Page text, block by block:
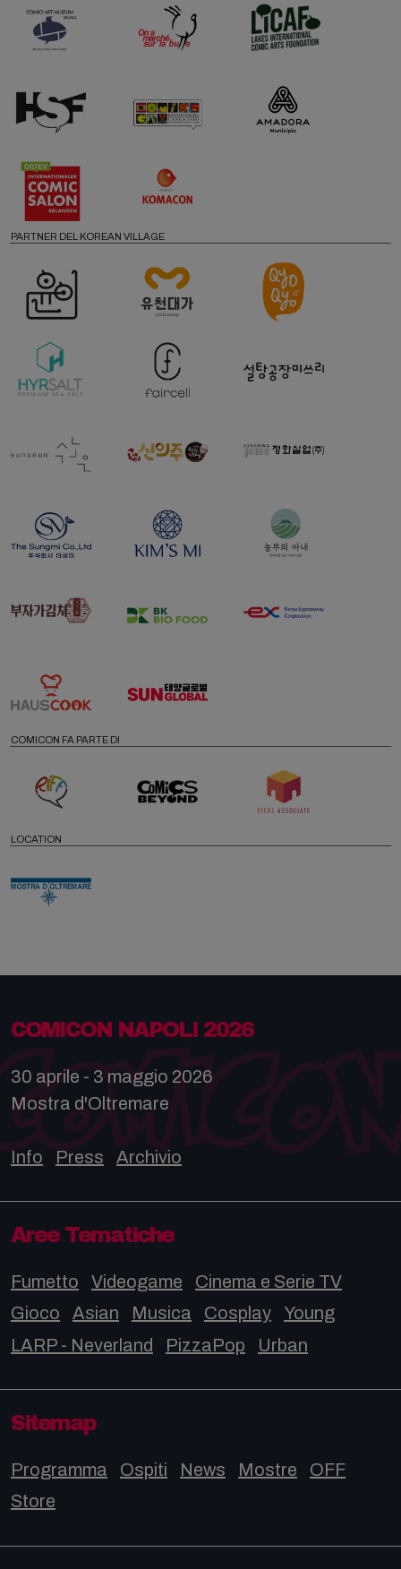
PARTNER DEL KOREAN VILLAGE
COMICON FA PARTE DI
LOCATION
COMICON NAPOLI 2026
30 aprile - 3 maggio 2026
Mostra d'Oltremare
Info Press Archivio
Aree Tematiche
Fumetto Videogame
Cinema e Serie TV
Gioco
Asian Musica Cosplay
Young
LARP - Neverland
PizzaPop Urban
Sitemap
Programma Ospiti News Mostre
OFF
Store